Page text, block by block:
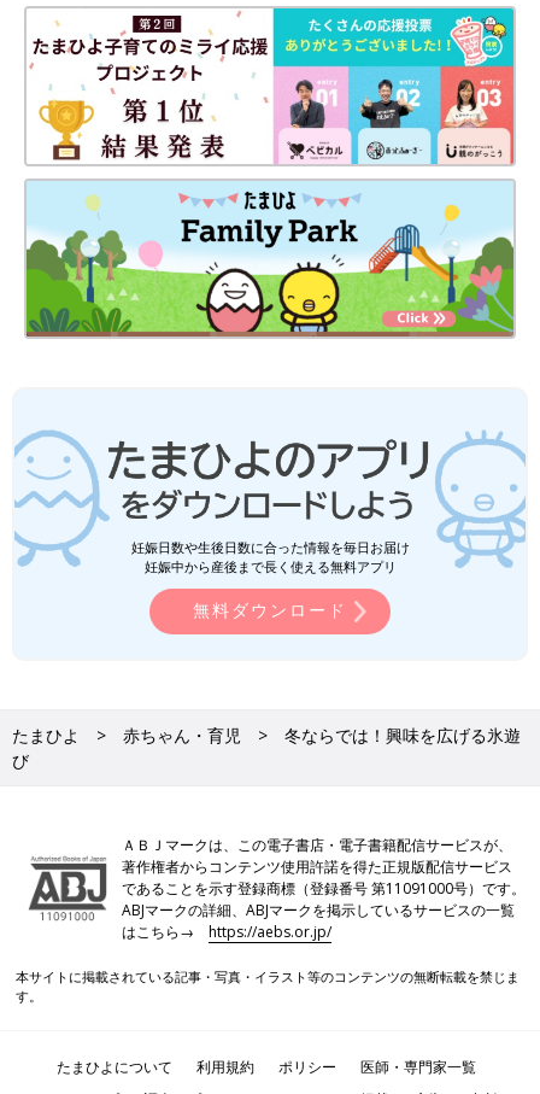
妊娠日数や生後日数に合った情報を毎日お届け
妊娠中から産後まで長く使える無料アプリ
無料ダウンロード
たまひよ 赤ちゃん・育児
冬ならでは！興味を広げる氷遊
び
ＡＢＪマークは、この電子書店・電子書籍配信サービスが、
著作権者からコンテンツ使用許諾を得た正規版配信サービス
であることを示す登録商標（登録番号 第11091000号）です。
ABJマークの詳細、ABJマークを掲示しているサービスの一覧
はこちら→https://aebs.or.jp/
本サイトに掲載されている記事・写真・イラスト等のコンテンツの無断転載を禁じま
す。
たまひよについて 利用規約 ポリシー
医師・専門家一覧